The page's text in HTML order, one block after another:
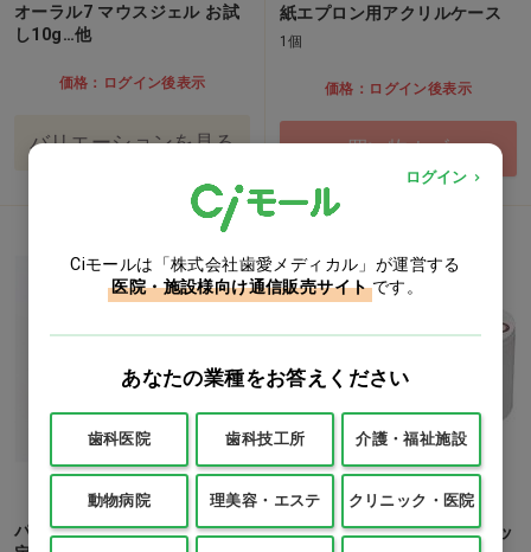
オーラル7 マウスジェル お試
し10g…他
価格：ログイン後表示
バリエーションを見る
紙エプロン用アクリルケース
1個
価格：ログイン後表示
買い物カゴ
パタカラフレイル(口唇筋力固
超音波洗浄器 [dretec] ソニッ
ログイン
Ciモールは「株式会社歯愛メディカル」が運営する
医院・施設様向け通信販売サイト です。
あなたの業種をお答えください
歯科医院 歯科技工所 介護・福祉施設
動物病院 理美容・エステ クリニック・医院